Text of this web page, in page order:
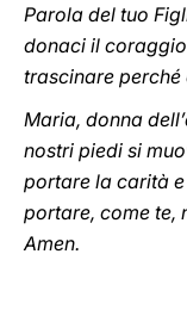
Parola del tuo
donaci il
trascinare
Maria, donna
nostri piedi si
portare la carità e
portare, come te,
Amen.